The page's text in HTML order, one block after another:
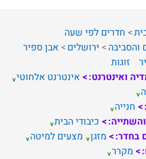
חדרים לפי שעה
והסביבה
ירושלים
אבן ספיר
זוגות
ואינטרנט:
אינטרנט אלחוטי
חנייה
כיבודי הבית
בחדר:
מזגן מצעים למיטה
מקרר